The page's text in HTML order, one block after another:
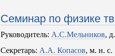
Семинар по физике
Руководитель: А.С.Мельников,
Cекретарь: А.А. Копасов, м. н. с.